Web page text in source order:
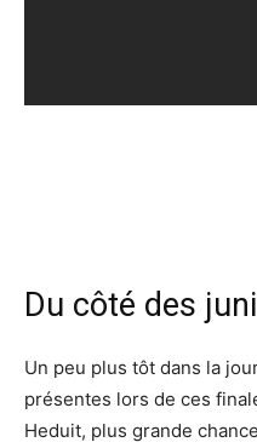
Du côté des
Un peu plus tôt dans la
présentes lors de ces
Heduit, plus grande